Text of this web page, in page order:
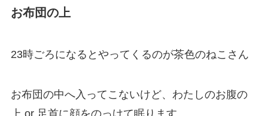
お布団の上
23時ごろになるとやってくるのが茶色のねこさん
お布団の中へ入ってこないけど、わたしのお腹の